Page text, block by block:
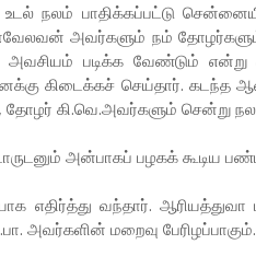
நலம் பாதிக்கப்பட்டு
அவர்களும் நம்
அவசியம் படிக்க வேண்டும் என்று
கிடைக்கச் செய்தார்.
தோழர் கி.வெ.அவர்களும் சென்று
அன்பாகப் பழகக் கூடிய
எதிர்த்து வந்தார். ஆரியத்துவா
அவர்களின் மறைவு பேரிழப்பாகும்.